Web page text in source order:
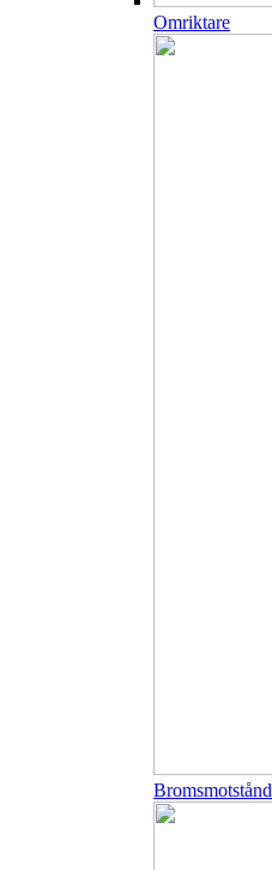
Omriktare
Bromsmotstånd